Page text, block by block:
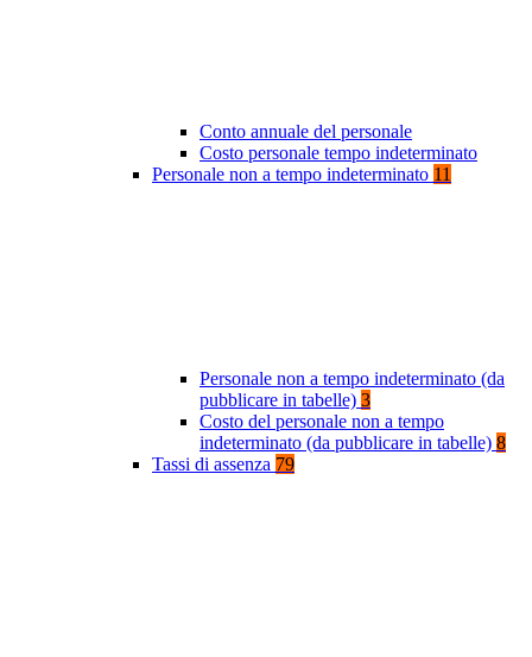
Conto annuale del personale
Costo personale tempo indeterminato
Personale non a tempo indeterminato 11
Personale non a tempo indeterminato (da
pubblicare in tabelle) 3
Costo del personale non a tempo
indeterminato (da pubblicare in tabelle) 8
Tassi di assenza 79